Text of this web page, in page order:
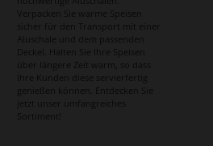
Verpacken Sie warme Speisen
sicher für den Transport mit einer
Aluschale und dem passenden
Deckel. Halten Sie Ihre Speisen
über längere Zeit warm, so dass
Ihre Kunden diese servierfertig
genießen können. Entdecken Sie
jetzt unser umfangreiches
Sortiment!